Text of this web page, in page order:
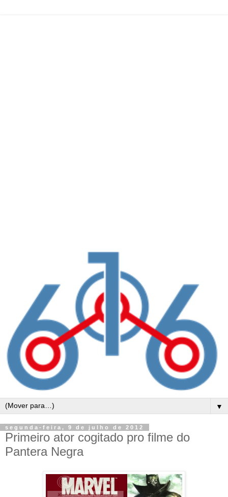
▼
segunda-feira, 9 de julho de 2012
Primeiro ator cogitado pro filme do
Pantera Negra